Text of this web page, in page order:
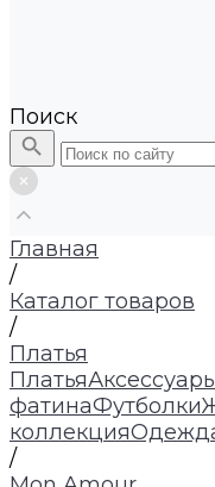
Поиск
Главная
/
Каталог товаров
/
Платья
Платья
фатинаФутболки
коллекция
/